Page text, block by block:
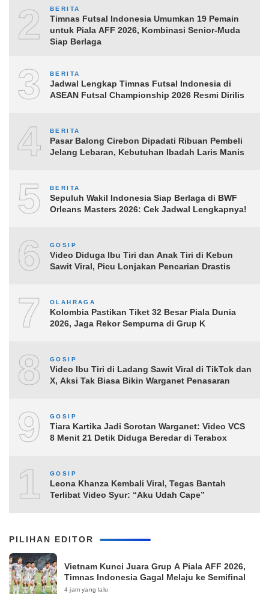
2 BERITA
Timnas Futsal Indonesia Umumkan 19 Pemain
untuk Piala AFF 2026, Kombinasi Senior-Muda
Siap Berlaga
3 BERITA
Jadwal Lengkap Timnas Futsal Indonesia di
ASEAN Futsal Championship 2026 Resmi Dirilis
4 BERITA
Pasar Balong Cirebon Dipadati Ribuan Pembeli
Jelang Lebaran, Kebutuhan Ibadah Laris Manis
5 BERITA
Sepuluh Wakil Indonesia Siap Berlaga di BWF
Orleans Masters 2026: Cek Jadwal Lengkapnya!
6 GOSIP
Video Diduga Ibu Tiri dan Anak Tiri di Kebun
Sawit Viral, Picu Lonjakan Pencarian Drastis
7 OLAHRAGA
Kolombia Pastikan Tiket 32 Besar Piala Dunia
2026, Jaga Rekor Sempurna di Grup K
8 GOSIP
Video Ibu Tiri di Ladang Sawit Viral di TikTok dan
X, Aksi Tak Biasa Bikin Warganet Penasaran
9 GOSIP
Tiara Kartika Jadi Sorotan Warganet: Video VCS
8 Menit 21 Detik Diduga Beredar di Terabox
10
GOSIP
Leona Khanza Kembali Viral, Tegas Bantah
Terlibat Video Syur: “Aku Udah Cape”
PILIHAN EDITOR
Vietnam Kunci Juara Grup A Piala AFF 2026,
Timnas Indonesia Gagal Melaju ke Semifinal
4 jam yang lalu